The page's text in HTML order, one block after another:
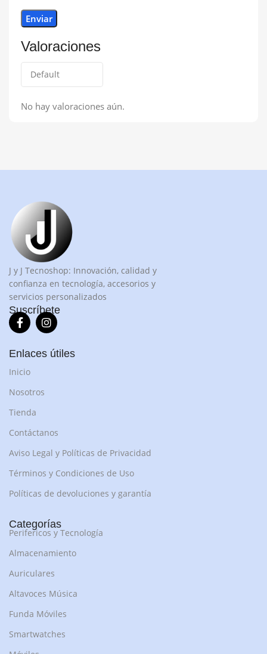
Valoraciones
No hay valoraciones aún.
J y J Tecnoshop: Innovación, calidad y
confianza en tecnología, accesorios y
servicios personalizados
Suscríbete
Enlaces útiles
Inicio
Nosotros
Tienda
Contáctanos
Aviso Legal y Políticas de Privacidad
Términos y Condiciones de Uso
Políticas de devoluciones y garantía
Categorías
Perifericos y Tecnología
Almacenamiento
Auriculares
Altavoces Música
Funda Móviles
Smartwatches